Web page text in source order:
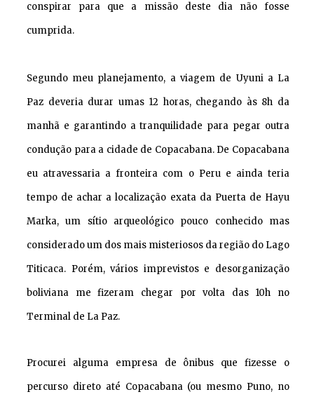
conspirar para que a missão deste dia não fosse
cumprida.
Segundo meu planejamento, a viagem de Uyuni a La
Paz deveria durar umas 12 horas, chegando às 8h da
manhã e garantindo a tranquilidade para pegar outra
condução para a cidade de Copacabana. De Copacabana
eu atravessaria a fronteira com o Peru e ainda teria
tempo de achar a localização exata da Puerta de Hayu
Marka, um sítio arqueológico pouco conhecido mas
considerado um dos mais misteriosos da região do Lago
Titicaca. Porém, vários imprevistos e desorganização
boliviana me fizeram chegar por volta das 10h no
Terminal de La Paz.
Procurei alguma empresa de ônibus que fizesse o
percurso direto até Copacabana (ou mesmo Puno, no